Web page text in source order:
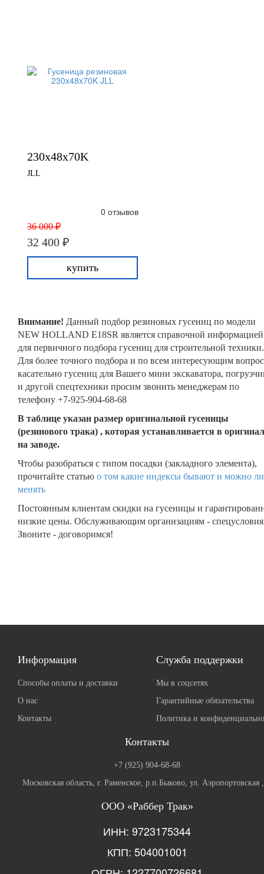
230x48x70K
JLL
0 отзывов
36 000 ₽
32 400 ₽
купить
Внимание! Данный подбор резиновых гусениц по модели
NEW HOLLAND E18SR является справочной информацией
для первичного подбора гусениц для строительной техники.
Для более точного подбора и по всем интересующим
касательно гусениц для Вашего мини экскаватора,
и другой спецтехники просим звонить менеджерам по
телефону +7-925-904-68-68
В таблице указан размер оригинальной гусеницы
(резинового трака) , которая устанавливается в
на заводе.
Чтобы разобраться с типом посадки (закладного элемента),
прочитайте статью о том какие индексы бывают и можно
менять
Постоянным клиентам скидки на гусеницы и
низкие цены. Обслуживающим организациям -
Звоните - договоримся!
Информация
Способы оплаты и доставки
О нас
Контакты
Служба поддержки
Мы в соцсетях
Гарантийные обязательства
Политика и
Контакты
+7 (925) 904-68-68
Московская область, г. Раменское, р.п.Быково, ул. Аэропортовская
ООО «Раббер Трак»
ИНН: 9723175344
КПП: 504001001